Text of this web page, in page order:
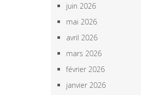
juin 2026
mai 2026
avril 2026
mars 2026
février 2026
janvier 2026